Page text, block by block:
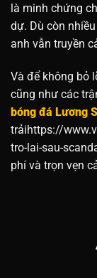
là minh chứng
dự. Dù còn
anh vẫn truyền
Và để không bỏ
cũng như các
bóng đá Lương
trảihttps://
tro-lai-sau-
phí và trọn vẹn